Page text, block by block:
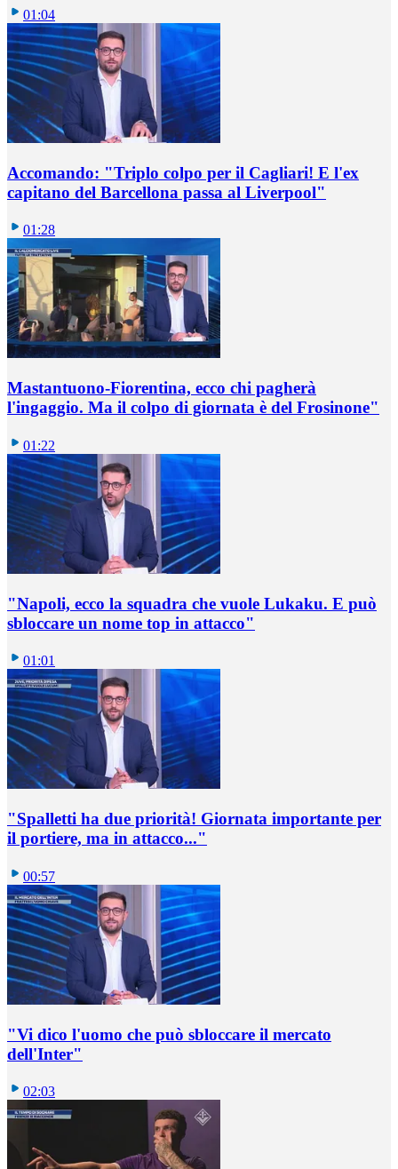
01:04
Accomando: "Triplo colpo per il Cagliari! E l'ex
capitano del Barcellona passa al Liverpool"
01:28
Mastantuono-Fiorentina, ecco chi pagherà
l'ingaggio. Ma il colpo di giornata è del Frosinone"
01:22
"Napoli, ecco la squadra che vuole Lukaku. E può
sbloccare un nome top in attacco"
01:01
"Spalletti ha due priorità! Giornata importante per
il portiere, ma in attacco..."
00:57
"Vi dico l'uomo che può sbloccare il mercato
dell'Inter"
02:03